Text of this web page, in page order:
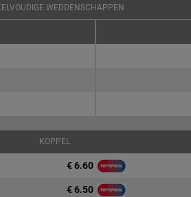
WEDDENSCHAPPEN
KOPPEL
€ 6.60
€ 6.50